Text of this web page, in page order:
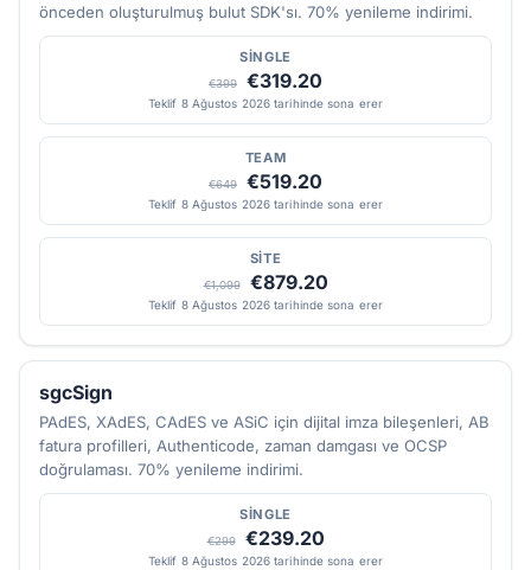
önceden oluşturulmuş bulut SDK'sı. 70% yenileme indirimi.
SINGLE
€399 €319.20
Teklif 8 Ağustos 2026 tarihinde sona erer
TEAM
€649 €519.20
Teklif 8 Ağustos 2026 tarihinde sona erer
SITE
€1,099 €879.20
Teklif 8 Ağustos 2026 tarihinde sona erer
sgcSign
PAdES, XAdES, CAdES ve ASiC için dijital imza bileşenleri, AB
fatura profilleri, Authenticode, zaman damgası ve OCSP
doğrulaması. 70% yenileme indirimi.
SINGLE
€299 €239.20
Teklif 8 Ağustos 2026 tarihinde sona erer